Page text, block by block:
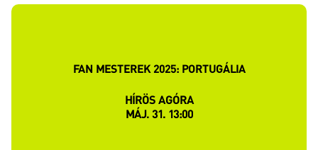
FAN MESTEREK 2025: PORTUGÁLIA
HÍRÖS AGÓRA
MÁJ. 31. 13:00